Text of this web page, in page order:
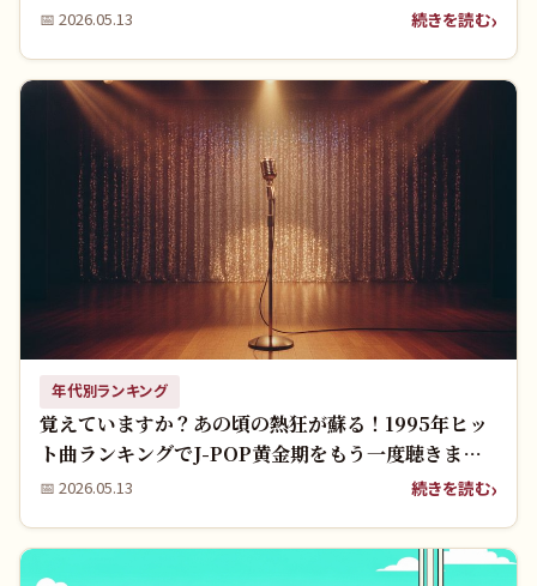
📅 2026.05.13 続きを読む
年代別ランキング
覚えていますか？あの頃の熱狂が蘇る！1995年ヒッ
ト曲ランキングでJ-POP黄金期をもう一度聴きませ
んか？
📅 2026.05.13 続きを読む